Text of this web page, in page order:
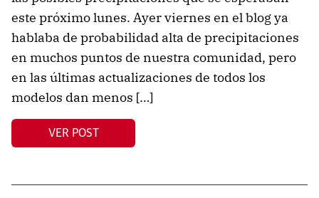
este próximo lunes. Ayer viernes en el blog ya
hablaba de probabilidad alta de precipitaciones
en muchos puntos de nuestra comunidad, pero
en las últimas actualizaciones de todos los
modelos dan menos […]
VER POST